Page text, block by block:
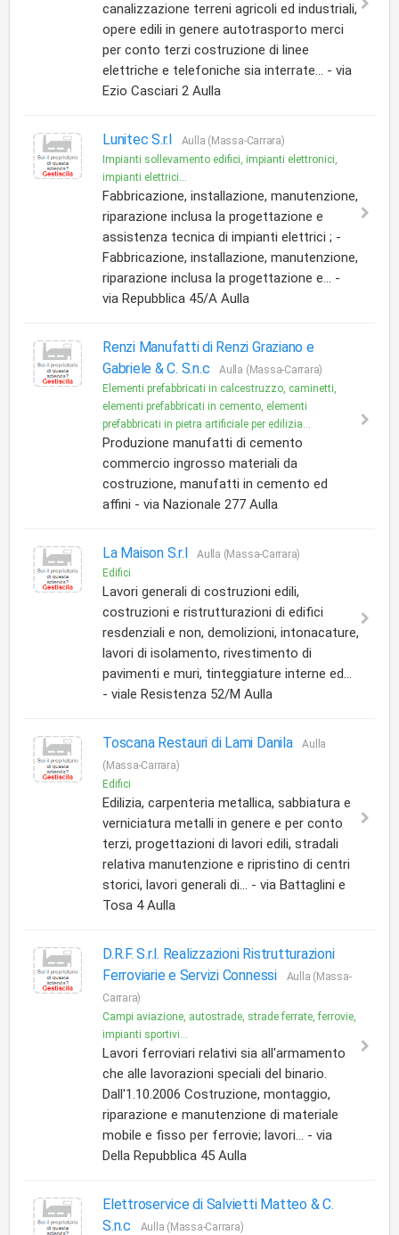
canalizzazione terreni agricoli ed industriali,
opere edili in genere autotrasporto merci
per conto terzi costruzione di linee
elettriche e telefoniche sia interrate... - via
Ezio Casciari 2 Aulla
Lunitec S.r.l
Aulla (Massa-Carrara)
Impianti sollevamento edifici, impianti elettronici,
impianti elettrici...
Fabbricazione, installazione, manutenzione,
riparazione inclusa la progettazione e
assistenza tecnica di impianti elettrici ; -
Fabbricazione, installazione, manutenzione,
riparazione inclusa la progettazione e... -
via Repubblica 45/A Aulla
Renzi Manufatti di Renzi Graziano e
Gabriele & C. S.n.c
Aulla (Massa-Carrara)
Elementi prefabbricati in calcestruzzo, caminetti,
elementi prefabbricati in cemento, elementi
prefabbricati in pietra artificiale per edilizia...
Produzione manufatti di cemento
commercio ingrosso materiali da
costruzione, manufatti in cemento ed
affini - via Nazionale 277 Aulla
La Maison S.r.l
Aulla (Massa-Carrara)
Edifici
Lavori generali di costruzioni edili,
costruzioni e ristrutturazioni di edifici
resdenziali e non, demolizioni, intonacature,
lavori di isolamento, rivestimento di
pavimenti e muri, tinteggiature interne ed...
- viale Resistenza 52/M Aulla
Toscana Restauri di Lami Danila
Aulla
(Massa-Carrara)
Edifici
Edilizia, carpenteria metallica, sabbiatura e
verniciatura metalli in genere e per conto
terzi, progettazioni di lavori edili, stradali
relativa manutenzione e ripristino di centri
storici, lavori generali di... - via Battaglini e
Tosa 4 Aulla
D.R.F. S.r.l. Realizzazioni Ristrutturazioni
Ferroviarie e Servizi Connessi
Aulla (Massa-
Carrara)
Campi aviazione, autostrade, strade ferrate, ferrovie,
impianti sportivi...
Lavori ferroviari relativi sia all'armamento
che alle lavorazioni speciali del binario.
Dall'1.10.2006 Costruzione, montaggio,
riparazione e manutenzione di materiale
mobile e fisso per ferrovie; lavori... - via
Della Repubblica 45 Aulla
Elettroservice di Salvietti Matteo & C.
S.n.c
Aulla (Massa-Carrara)